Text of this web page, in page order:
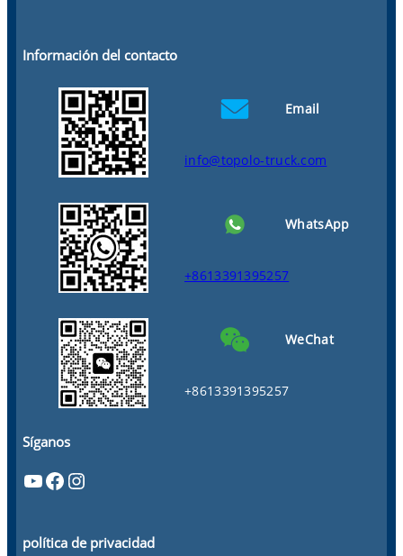
Información del contacto
Email
info@topolo-truck.com
WhatsApp
+8613391395257
WeChat
+8613391395257
Síganos
YouTube Facebook Instagram
política de privacidad